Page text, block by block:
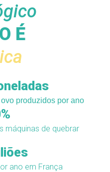
É
produzidos por ano
%
máquinas de quebrar
ano em França